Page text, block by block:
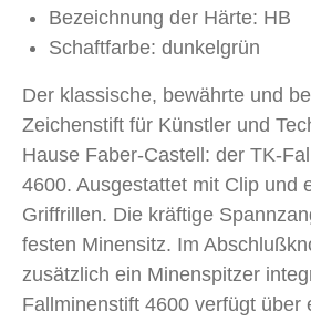
Bezeichnung der Härte: HB
Schaftfarbe: dunkelgrün
Der klassische, bewährte und
Zeichenstift für Künstler und
Hause Faber-Castell: der TK-
4600. Ausgestattet mit Clip und
Griffrillen. Die kräftige
festen Minensitz. Im
zusätzlich ein Minenspitzer
Fallminenstift 4600 verfügt über